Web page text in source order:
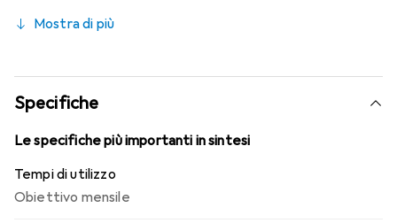
la nota tecnologia SmartShield, garantendo le migliori
assenza di fastidi durante tutto il giorno con queste lenti
mensili.
Mostra di più
Specifiche
Le specifiche più importanti in sintesi
Tempi di utilizzo
Obiettivo mensile